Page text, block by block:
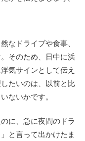
なドライブや食事、
そのため、日中に浜
気サインとして伝え
たいのは、以前と比
ないかです。
に、急に夜間のドラ
と言って出かけたま